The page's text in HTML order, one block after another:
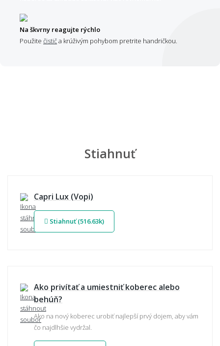
Na škvrny reagujte rýchlo
Použite čističa krúživým pohybom pretrite handričkou.
Stiahnuť
Capri Lux (Vopi)
Stiahnuť (516.63k)
Ako privítať a umiestniť koberec alebo
behúň?
Ako na nový koberec urobiť najlepší prvý dojem, aby vám
čo najdlhšie vydržal.